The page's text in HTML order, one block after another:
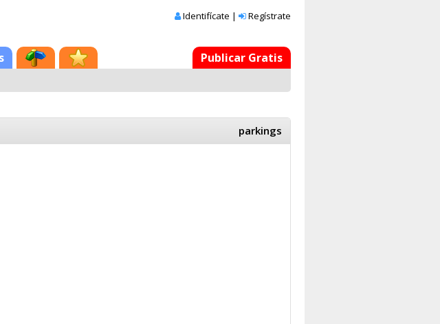
Identifícate | Regístrate
Publicar Gratis
parkings